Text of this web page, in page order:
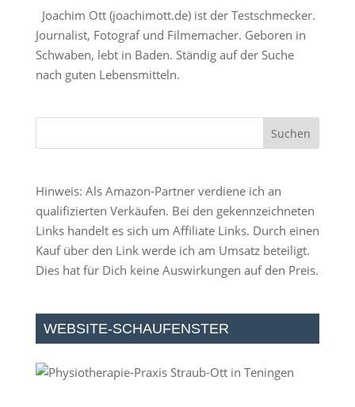
Joachim Ott (joachimott.de) ist der Testschmecker.
Journalist, Fotograf und Filmemacher. Geboren in
Schwaben, lebt in Baden. Ständig auf der Suche
nach guten Lebensmitteln.
Hinweis: Als Amazon-Partner verdiene ich an
qualifizierten Verkäufen. Bei den gekennzeichneten
Links handelt es sich um Affiliate Links. Durch einen
Kauf über den Link werde ich am Umsatz beteiligt.
Dies hat für Dich keine Auswirkungen auf den Preis.
WEBSITE-SCHAUFENSTER